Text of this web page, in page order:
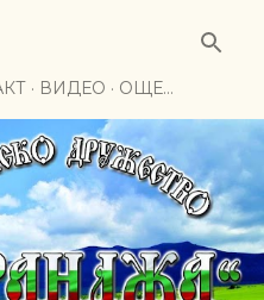
ВИДЕО ОЩЕ…